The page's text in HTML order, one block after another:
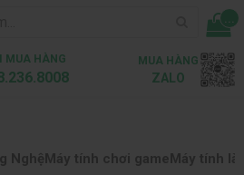
...
MUA HÀNG MUA HÀNG
ZALO
NghệMáy tính chơi gameMáy tính